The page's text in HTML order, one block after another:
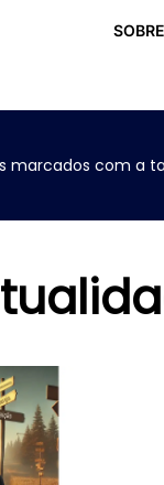
SOBRE
marcados com a